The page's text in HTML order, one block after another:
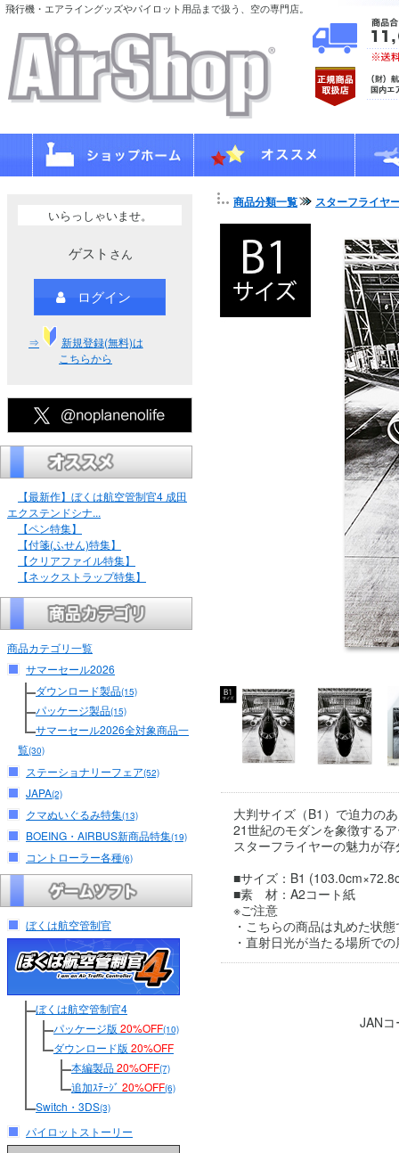
飛行機・エアライングッズやパイロット用品まで扱う、空の専門店。
いらっしゃいませ。
ゲスト さん
ログイン
⇒
新規登録(無料)は
こちらから
【最新作】ぼくは航空管制官4 成田
エクステンドシナ...
【ペン特集】
【付箋(ふせん)特集】
【クリアファイル特集】
【ネックストラップ特集】
商品カテゴリ一覧
サマーセール2026
ダウンロード製品(15)
パッケージ製品(15)
サマーセール2026全対象商品一
覧(30)
ステーショナリーフェア(52)
JAPA(2)
クマぬいぐるみ特集(13)
BOEING・AIRBUS新商品特集(19)
コントローラー各種(6)
ぼくは航空管制官
ぼくは航空管制官4
パッケージ版 20%OFF(10)
ダウンロード版 20%OFF
本編製品20%OFF(7)
追加ｽﾃｰｼﾞ 20%OFF(6)
Switch・3DS(3)
パイロットストーリー
商品分類一覧 スターフライヤ
大判サイズ（B1）で迫力の
21世紀のモダンを象徴する
スターフライヤーの魅力が
■サイズ：B1
■素 材：A2コート紙
※ご注意
・こちらの商品は丸めた状
・直射日光が当たる場所で
JAN